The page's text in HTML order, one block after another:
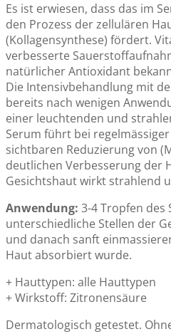
Es ist erwiesen, dass das im
den Prozess der zellulären
(Kollagensynthese) fördert.
verbesserte
natürlicher Antioxidant
Die Intensivbehandlung mit
bereits nach wenigen
einer leuchtenden und
Serum führt bei
sichtbaren Reduzierung von
deutlichen Verbesserung der
Gesichtshaut wirkt strahlend
Anwendung: 3-4 Tropfen des
unterschiedliche Stellen der
und danach sanft
Haut absorbiert wurde.
+ Hauttypen: alle Hauttypen
+ Wirkstoff: Zitronensäure
Dermatologisch getestet.